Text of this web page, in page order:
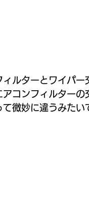
ィルターとワイパー
アコンフィルター
て微妙に違うみた